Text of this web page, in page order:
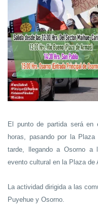
El punto de partida será en
horas, pasando por la
tarde, llegando a Osorno a
evento cultural en la Plaza de
La actividad dirigida a las
Puyehue y Osorno.